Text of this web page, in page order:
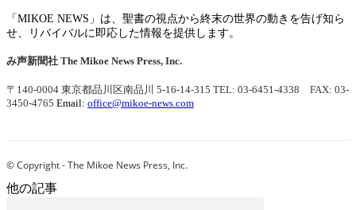
「MIKOE NEWS」は、聖書の視点から終末の世界の動きを告げ知ら
せ、リバイバルに即応した情報を提供します。
み声新聞社 The Mikoe News Press, Inc.
〒140-0004 東京都品川区南品川 5-16-14-315 TEL: 03-6451-4338 FAX: 03-
3450-4765 Email: office@mikoe-news.com
© Copyright - The Mikoe News Press, Inc.
他の記事